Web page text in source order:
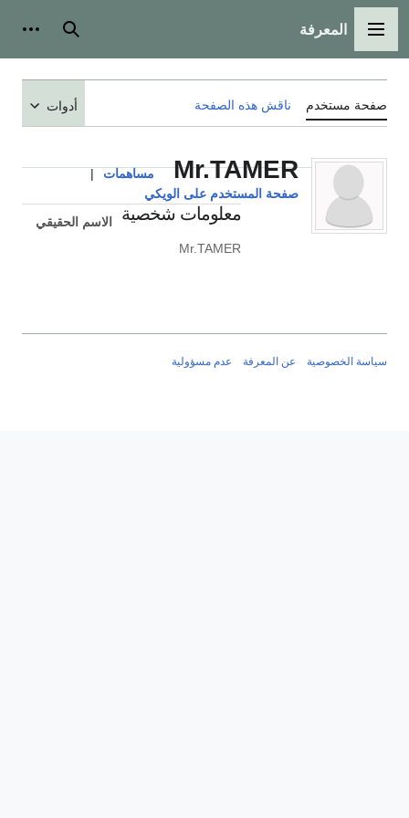
القائمة الرئيسية
المعرفة بحث
صفحة مستخدم ناقش هذه الصفحة أدوات
Mr.TAMER مساهمات
|
صفحة المستخدم على الويكي
معلومات شخصية
الاسم الحقيقي
Mr.TAMER
سياسة الخصوصية عن المعرفة عدم مسؤولية